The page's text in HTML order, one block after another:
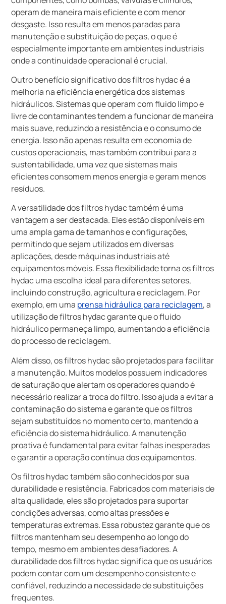
operam de maneira mais eficiente e com menor
desgaste. Isso resulta em menos paradas para
manutenção e substituição de peças, o que é
especialmente importante em ambientes industriais
onde a continuidade operacional é crucial.
Outro benefício significativo dos filtros hydac é a
melhoria na eficiência energética dos sistemas
hidráulicos. Sistemas que operam com fluido limpo e
livre de contaminantes tendem a funcionar de maneira
mais suave, reduzindo a resistência e o consumo de
energia. Isso não apenas resulta em economia de
custos operacionais, mas também contribui para a
sustentabilidade, uma vez que sistemas mais
eficientes consomem menos energia e geram menos
resíduos.
A versatilidade dos filtros hydac também é uma
vantagem a ser destacada. Eles estão disponíveis em
uma ampla gama de tamanhos e configurações,
permitindo que sejam utilizados em diversas
aplicações, desde máquinas industriais até
equipamentos móveis. Essa flexibilidade torna os filtros
hydac uma escolha ideal para diferentes setores,
incluindo construção, agricultura e reciclagem. Por
exemplo, em uma prensa hidráulica para reciclagem, a
utilização de filtros hydac garante que o fluido
hidráulico permaneça limpo, aumentando a eficiência
do processo de reciclagem.
Além disso, os filtros hydac são projetados para facilitar
a manutenção. Muitos modelos possuem indicadores
de saturação que alertam os operadores quando é
necessário realizar a troca do filtro. Isso ajuda a evitar a
contaminação do sistema e garante que os filtros
sejam substituídos no momento certo, mantendo a
eficiência do sistema hidráulico. A manutenção
proativa é fundamental para evitar falhas inesperadas
e garantir a operação contínua dos equipamentos.
Os filtros hydac também são conhecidos por sua
durabilidade e resistência. Fabricados com materiais de
alta qualidade, eles são projetados para suportar
condições adversas, como altas pressões e
temperaturas extremas. Essa robustez garante que os
filtros mantenham seu desempenho ao longo do
tempo, mesmo em ambientes desafiadores. A
durabilidade dos filtros hydac significa que os usuários
podem contar com um desempenho consistente e
confiável, reduzindo a necessidade de substituições
frequentes.